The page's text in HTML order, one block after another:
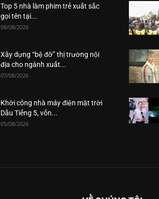
Top 5 nhà làm phim trẻ xuất sắc
gọi tên tại...
08/08/2026
Xây dựng “bệ đỡ” thị trường nội
địa cho ngành xuất...
07/08/2026
Khởi công nhà máy điện mặt trời
Dầu Tiếng 5, vốn...
05/08/2026